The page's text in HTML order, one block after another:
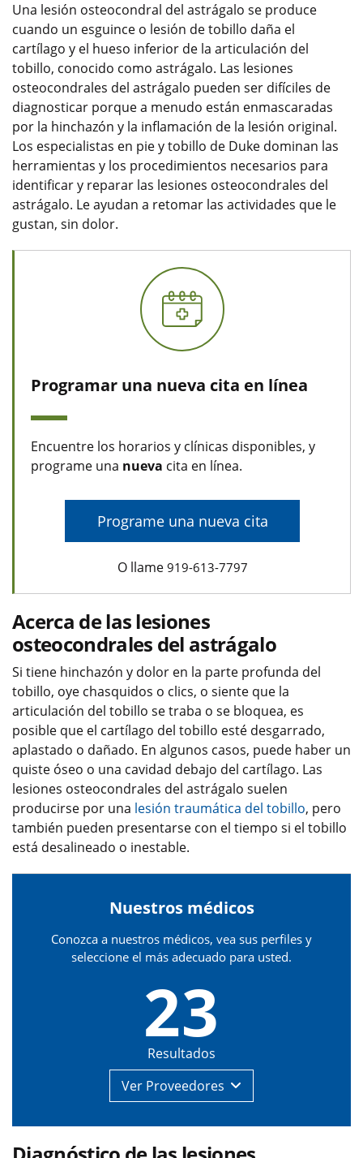
Una lesión osteocondral del astrágalo se produce
cuando un esguince o lesión de tobillo daña el
cartílago y el hueso inferior de la articulación del
tobillo, conocido como astrágalo. Las lesiones
osteocondrales del astrágalo pueden ser difíciles de
diagnosticar porque a menudo están enmascaradas
por la hinchazón y la inflamación de la lesión original.
Los especialistas en pie y tobillo de Duke dominan las
herramientas y los procedimientos necesarios para
identificar y reparar las lesiones osteocondrales del
astrágalo. Le ayudan a retomar las actividades que le
gustan, sin dolor.
Programar una nueva cita en línea
Encuentre los horarios y clínicas disponibles, y
programe una nueva cita en línea.
Programe una nueva cita
O llame 919-613-7797
Acerca de las lesiones
osteocondrales del astrágalo
Si tiene hinchazón y dolor en la parte profunda del
tobillo, oye chasquidos o clics, o siente que la
articulación del tobillo se traba o se bloquea, es
posible que el cartílago del tobillo esté desgarrado,
aplastado o dañado. En algunos casos, puede haber un
quiste óseo o una cavidad debajo del cartílago. Las
lesiones osteocondrales del astrágalo suelen
producirse por una lesión traumática del tobillo, pero
también pueden presentarse con el tiempo si el tobillo
está desalineado o inestable.
23
Resultados
Ver Proveedores
Nuestros médicos
Conozca a nuestros médicos, vea sus perfiles y
seleccione el más adecuado para usted.